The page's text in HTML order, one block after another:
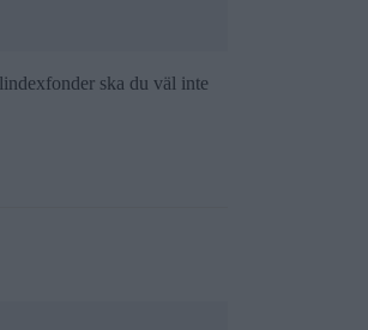
ska du väl inte